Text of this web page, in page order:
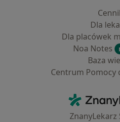
Dla
Dla placówek
Noa Notes
Baza
Centrum Pomocy
ZnanyLekarz